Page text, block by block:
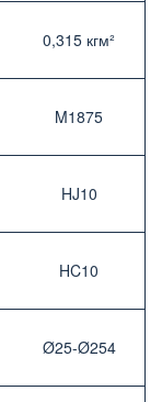
0,315 кгм²­
M1875
HJ10
HC10
Ø25-Ø254